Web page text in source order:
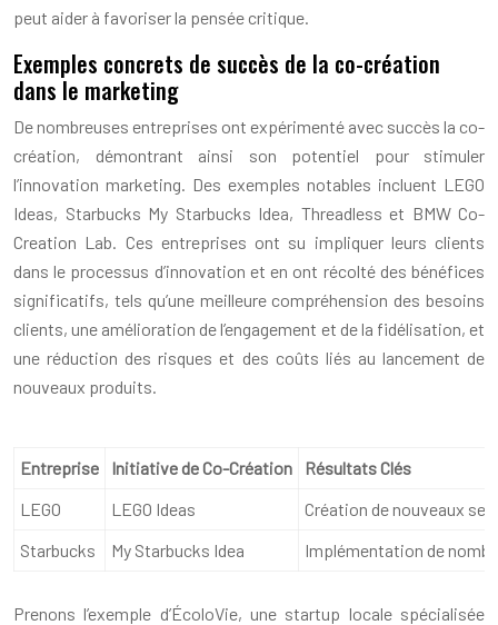
peut aider à favoriser la pensée critique.
Exemples concrets de succès de la co-création
dans le marketing
De nombreuses entreprises ont expérimenté avec succès la co-
création, démontrant ainsi son potentiel pour stimuler
l’innovation marketing. Des exemples notables incluent LEGO
Ideas, Starbucks My Starbucks Idea, Threadless et BMW Co-
Creation Lab. Ces entreprises ont su impliquer leurs clients
dans le processus d’innovation et en ont récolté des bénéfices
significatifs, tels qu’une meilleure compréhension des besoins
clients, une amélioration de l’engagement et de la fidélisation, et
une réduction des risques et des coûts liés au lancement de
nouveaux produits.
Entreprise Initiative de Co-Création
Résultats Clés
LEGO
LEGO Ideas
Création de nouveaux
Starbucks
My Starbucks Idea Implémentation de
Prenons l’exemple d’ÉcoloVie, une startup locale spécialisée